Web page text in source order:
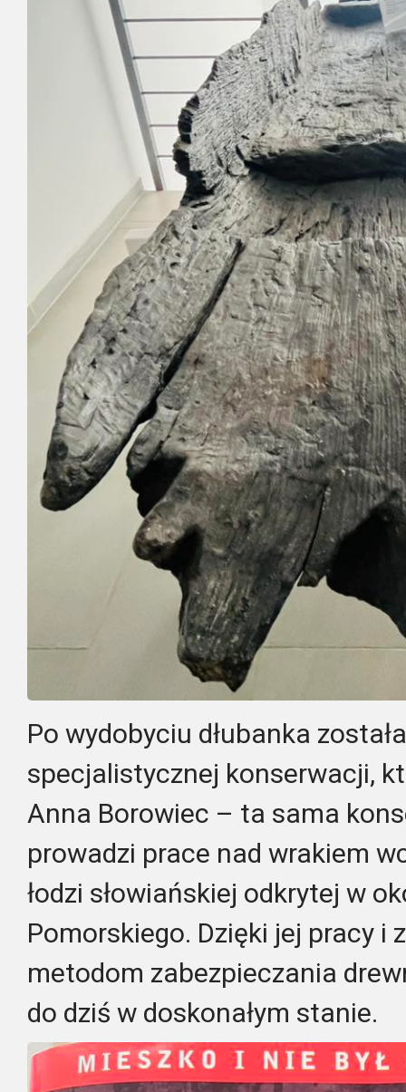
Po wydobyciu dłubanka
specjalistycznej konserwacji,
Anna Borowiec – ta sama
prowadzi prace nad wrakiem
łodzi słowiańskiej odkrytej w
Pomorskiego. Dzięki jej pracy i
metodom zabezpieczania
do dziś w doskonałym stanie.